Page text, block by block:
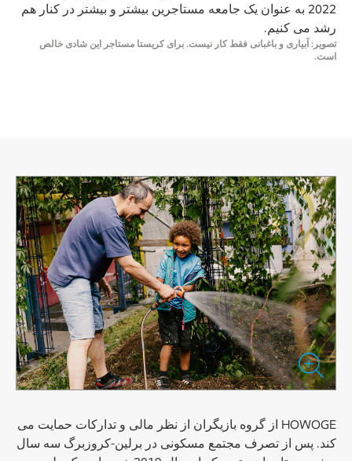
2022 به عنوان یک جامعه مستاجرین بیشتر و بیشتر در کنار هم
رشد می کنیم.
تصویر: آبیاری و باغبانی فقط کار نیست. برای کریستا مستاجر این شادی خالص
است.
HOWOGE از گروه بازیگران از نظر مالی و تدارکات حمایت می
کند. پس از تصرف مجتمع مسکونی در برلین-کروزبرگ سه سال